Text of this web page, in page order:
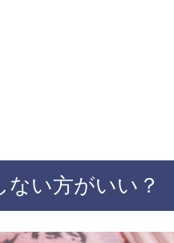
い方がいい？